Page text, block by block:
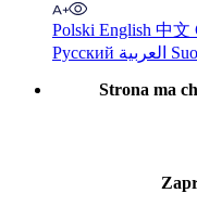
Polski English 中文
Русский
Strona ma